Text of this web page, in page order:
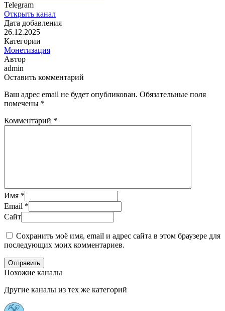
Telegram
Открыть канал
Дата добавления
26.12.2025
Категории
Монетизация
Автор
admin
Оставить комментарий
Ваш адрес email не будет опубликован. Обязательные поля
помечены *
Комментарий *
Имя *
Email *
Сайт
Сохранить моё имя, email и адрес сайта в этом браузере для
последующих моих комментариев.
Отправить
Похожие каналы
Другие каналы из тех же категорий